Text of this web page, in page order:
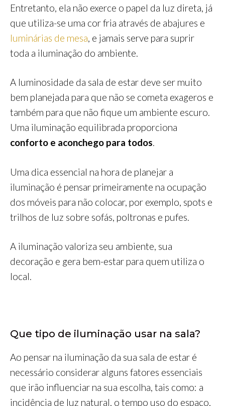
Entretanto, ela não exerce o papel da luz direta, já
que utiliza-se uma cor fria através de abajures e
luminárias de mesa , e jamais serve para suprir
toda a iluminação do ambiente.
A luminosidade da sala de estar deve ser muito
bem planejada para que não se cometa exageros e
também para que não fique um ambiente escuro.
Uma iluminação equilibrada proporciona
conforto e aconchego para todos.
Uma dica essencial na hora de planejar a
iluminação é pensar primeiramente na ocupação
dos móveis para não colocar, por exemplo, spots e
trilhos de luz sobre sofás, poltronas e pufes.
A iluminação valoriza seu ambiente, sua
decoração e gera bem-estar para quem utiliza o
local.
Que tipo de iluminação usar na sala?
Ao pensar na iluminação da sua sala de estar é
necessário considerar alguns fatores essenciais
que irão influenciar na sua escolha, tais como: a
incidência de luz natural, o tempo uso do espaço,